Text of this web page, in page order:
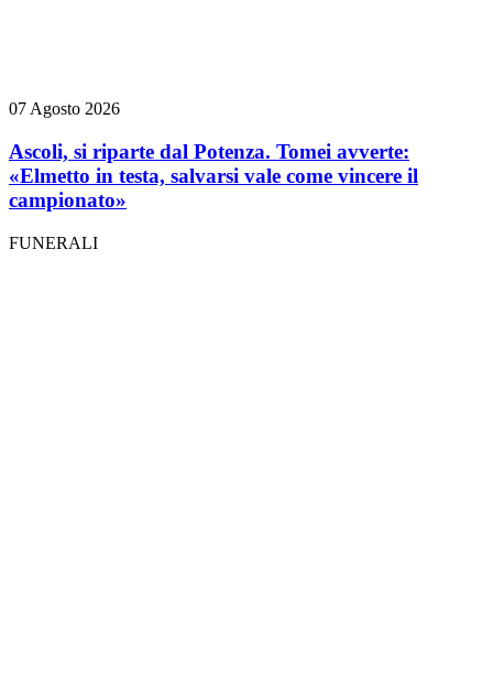
07 Agosto 2026
Ascoli, si riparte dal Potenza. Tomei avverte:
«Elmetto in testa, salvarsi vale come vincere il
campionato»
FUNERALI